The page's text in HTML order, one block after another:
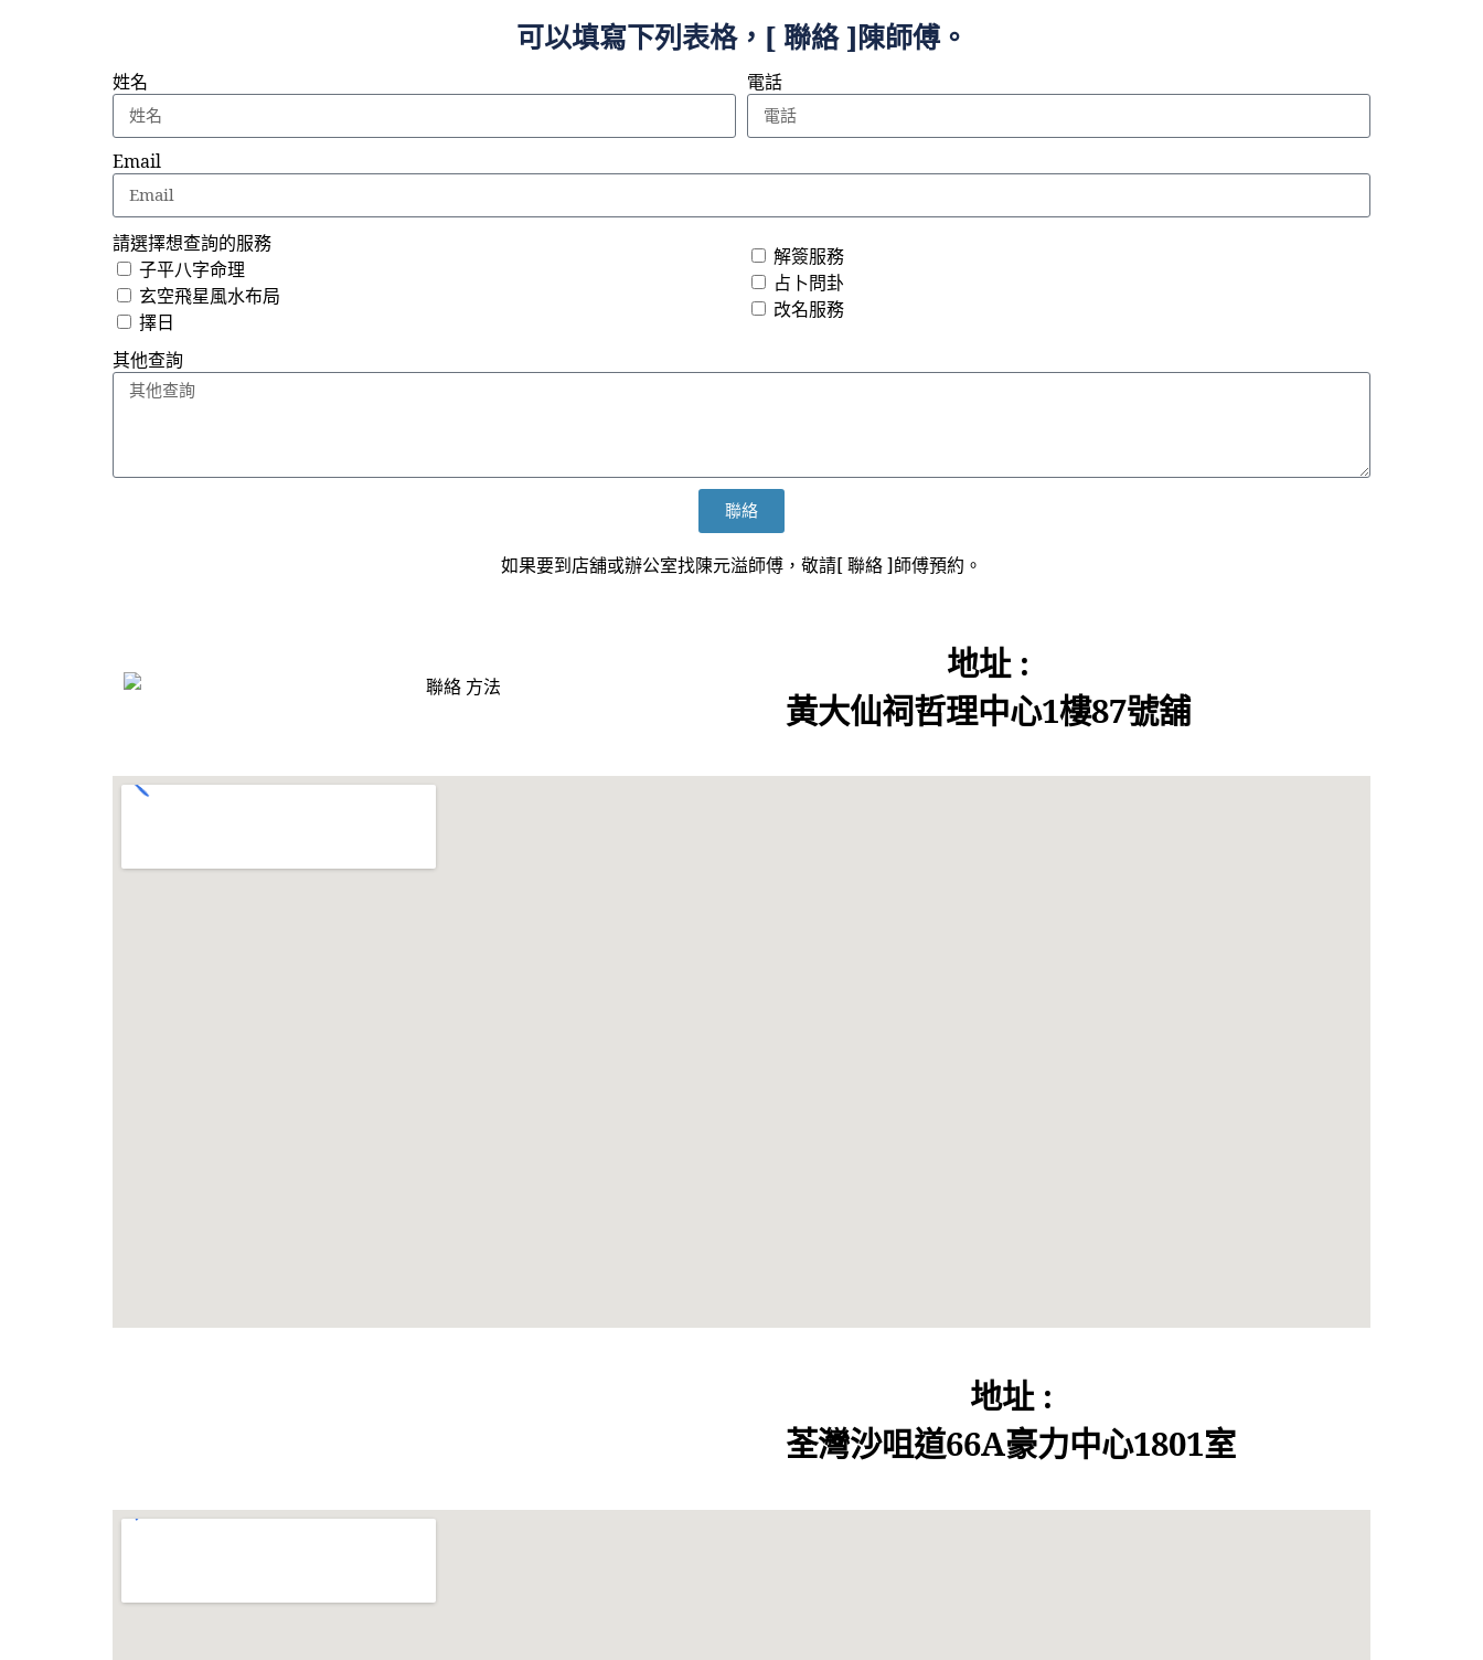
可以填寫下列表格，[ 聯絡 ]陳師傅。
姓名 電話
Email
請選擇想查詢的服務
子平八字命理
玄空飛星風水布局
擇日
解簽服務
占卜問卦
改名服務
其他查詢
聯絡
如果要到店舖或辦公室找陳元溢師傅，敬請[ 聯絡 ]師傅預約。
地址 :
黃大仙祠哲理中心1樓87號舖
地址 :
荃灣沙咀道66A豪力中心1801室